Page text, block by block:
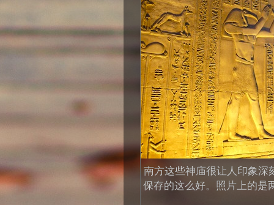
南方这些神庙很让人印象深
保存的这么好。照片上的是